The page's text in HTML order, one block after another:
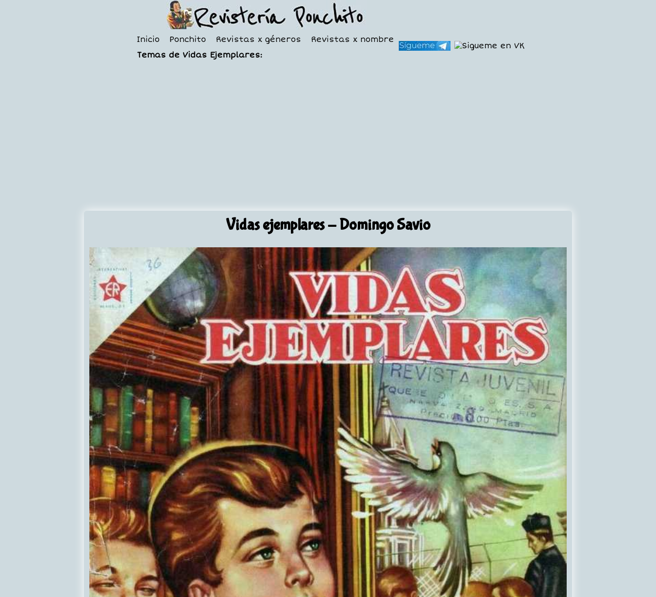
Inicio Ponchito Revistas x géneros
Revistas x nombre
Temas de Vidas Ejemplares:
Vidas ejemplares- Domingo Savio